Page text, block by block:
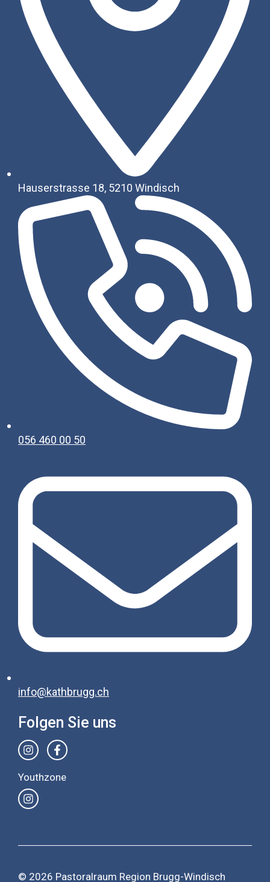
Hauserstrasse 18, 5210 Windisch
056 460 00 50
info@kathbrugg.ch
Folgen Sie uns
Youthzone
© 2026 Pastoralraum Region Brugg-Windisch